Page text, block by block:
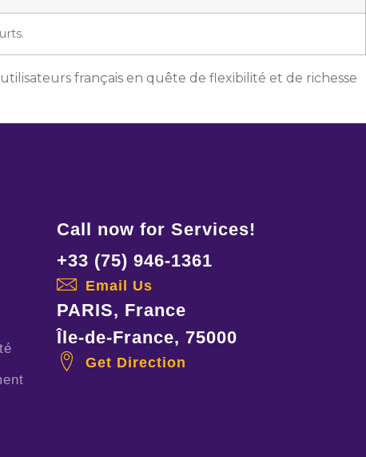
français en quête de flexibilité et de richesse
Call now for Services!
+33 (75) 946-1361
Email Us
PARIS, France
Île-de-France, 75000
Get Direction